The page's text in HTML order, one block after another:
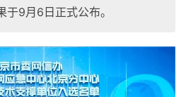
于9月6日正式公布。